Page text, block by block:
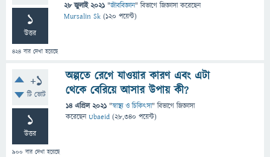
1
উত্তর
424 বার দেখা হয়েছে
28 জুলাই 2021 "জীববিজ্ঞান" বিভাগে জিজ্ঞাসাকরেছেন
Mursalin Sk (120 পয়েন্ট)
+1
টি ভোট
1
উত্তর
900 বার দেখা হয়েছে
অল্পতে রেগে যাওয়ার কারণ এবং এটা
থেকে বেরিয়ে আসার উপায় কী?
14 এপ্রিল 2021 "স্বাস্থ্য ও চিকিৎসা" বিভাগে জিজ্ঞাসা
করেছেনUbaeid (28,340 পয়েন্ট)